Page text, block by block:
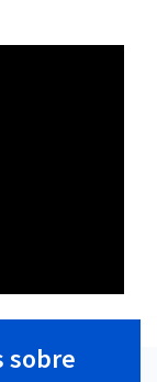
sobre